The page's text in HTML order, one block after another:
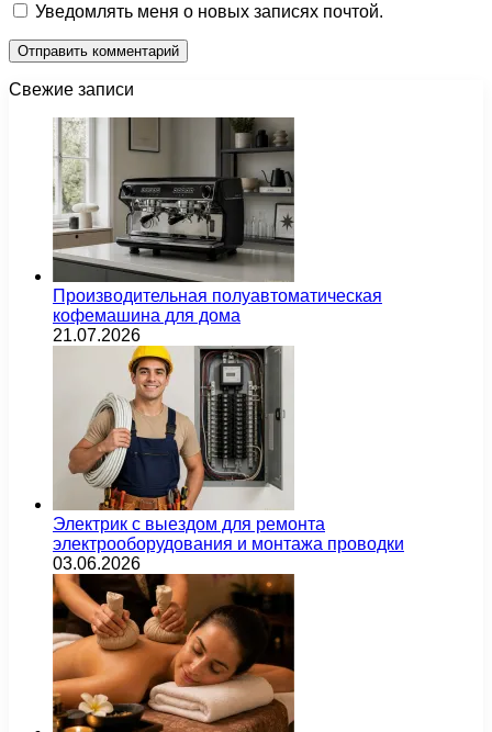
Уведомлять меня о новых записях почтой.
Свежие записи
Производительная полуавтоматическая
кофемашина для дома
21.07.2026
Электрик с выездом для ремонта
электрооборудования и монтажа проводки
03.06.2026